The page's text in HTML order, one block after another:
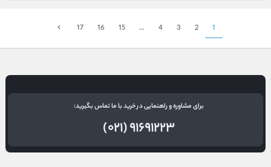
1
2
3
4
…
15
16
17
برای مشاوره و راهنمایی در خرید با ما تماس بگیرید:
(۰۲۱) ۹۱۶۹۱۲۲۳